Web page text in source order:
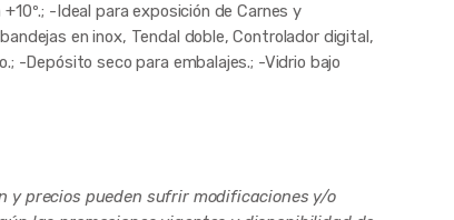
-Ideal para exposición de Carnes y
en inox, Tendal doble, Controlador digital,
-Depósito seco para embalajes.; -Vidrio bajo
y precios pueden sufrir modificaciones y/o